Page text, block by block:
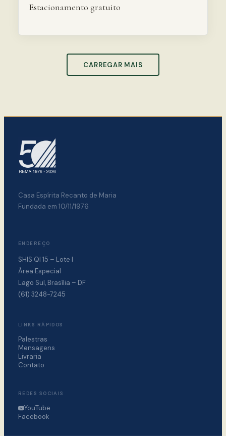
Estacionamento gratuito
CARREGAR MAIS
Casa Espírita Recanto de Maria
Fundada em 10/11/1976
ENDEREÇO
SHIS QI 15 – Lote I
Área Especial
Lago Sul, Brasília – DF
(61) 3248-7245
LINKS RÁPIDOS
Palestras
Mensagens
Livraria
Contato
REDES SOCIAIS
YouTube
Facebook